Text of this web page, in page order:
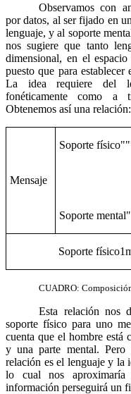
Observamos con
por datos, al ser fijado en
lenguaje, y al soporte
nos sugiere que tanto
dimensional, en el
puesto que para
La idea requiere del
fonéticamente como a
Obtenemos así una relación:
Soporte físico""
Mensaje
Soporte mental"
Soporte físico1
CUADRO:
Esta relación nos
soporte físico para uno
cuenta que el hombre está
y una parte mental. Pero
relación es el lenguaje y la
lo cual nos
información perseguirá un